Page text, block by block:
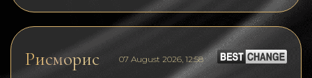
Рисморис 07 August 2026, 12:58